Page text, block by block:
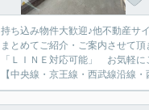
持ち込み物件大歓迎♪他不動産サ
まとめてご紹介・ご案内させて
「ＬＩＮＥ対応可能」 お気軽
【中央線・京王線・西武線沿線